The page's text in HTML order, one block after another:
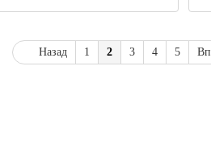
Назад 1 2 3 4 5